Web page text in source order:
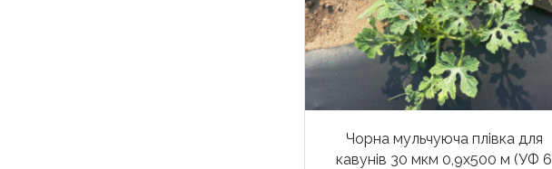
Чорна мульчуюча плівка для
кавунів 30 мкм 0,9х500 м (УФ 6